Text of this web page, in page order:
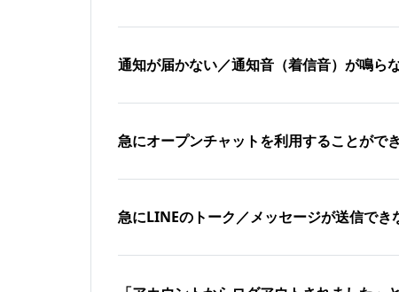
通知が届かない／通知音（着信音）が鳴ら
急にオープンチャットを利用することがで
急にLINEのトーク／メッセージが送信でき